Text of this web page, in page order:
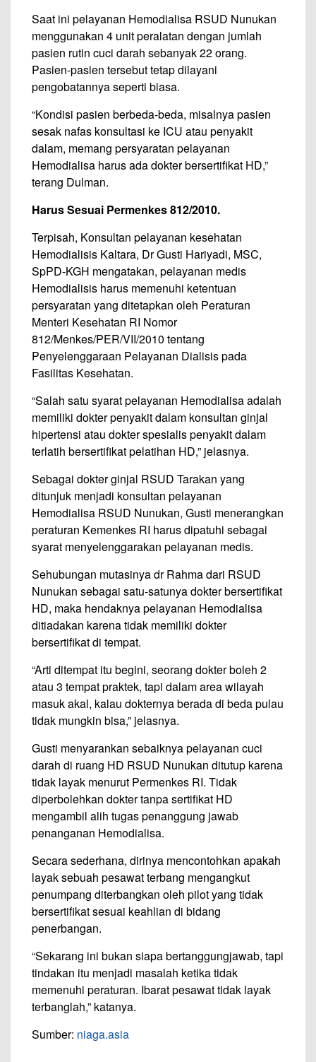
Saat ini pelayanan Hemodialisa RSUD Nunukan
menggunakan 4 unit peralatan dengan jumlah
pasien rutin cuci darah sebanyak 22 orang.
Pasien-pasien tersebut tetap dilayani
pengobatannya seperti biasa.
“Kondisi pasien berbeda-beda, misalnya pasien
sesak nafas konsultasi ke ICU atau penyakit
dalam, memang persyaratan pelayanan
Hemodialisa harus ada dokter bersertifikat HD,”
terang Dulman.
Harus Sesuai Permenkes 812/2010.
Terpisah, Konsultan pelayanan kesehatan
Hemodialisis Kaltara, Dr Gusti Hariyadi, MSC,
SpPD-KGH mengatakan, pelayanan medis
Hemodialisis harus memenuhi ketentuan
persyaratan yang ditetapkan oleh Peraturan
Menteri Kesehatan RI Nomor
812/Menkes/PER/VII/2010 tentang
Penyelenggaraan Pelayanan Dialisis pada
Fasilitas Kesehatan.
“Salah satu syarat pelayanan Hemodialisa adalah
memiliki dokter penyakit dalam konsultan ginjal
hipertensi atau dokter spesialis penyakit dalam
terlatih bersertifikat pelatihan HD,” jelasnya.
Sebagai dokter ginjal RSUD Tarakan yang
ditunjuk menjadi konsultan pelayanan
Hemodialisa RSUD Nunukan, Gusti menerangkan
peraturan Kemenkes RI harus dipatuhi sebagai
syarat menyelenggarakan pelayanan medis.
Sehubungan mutasinya dr Rahma dari RSUD
Nunukan sebagai satu-satunya dokter bersertifikat
HD, maka hendaknya pelayanan Hemodialisa
ditiadakan karena tidak memiliki dokter
bersertifikat di tempat.
“Arti ditempat itu begini, seorang dokter boleh 2
atau 3 tempat praktek, tapi dalam area wilayah
masuk akal, kalau dokternya berada di beda pulau
tidak mungkin bisa,” jelasnya.
Gusti menyarankan sebaiknya pelayanan cuci
darah di ruang HD RSUD Nunukan ditutup karena
tidak layak menurut Permenkes RI. Tidak
diperbolehkan dokter tanpa sertifikat HD
mengambil alih tugas penanggung jawab
penanganan Hemodialisa.
Secara sederhana, dirinya mencontohkan apakah
layak sebuah pesawat terbang mengangkut
penumpang diterbangkan oleh pilot yang tidak
bersertifikat sesuai keahlian di bidang
penerbangan.
“Sekarang ini bukan siapa bertanggungjawab, tapi
tindakan itu menjadi masalah ketika tidak
memenuhi peraturan. Ibarat pesawat tidak layak
terbanglah,” katanya.
Sumber: niaga.asia